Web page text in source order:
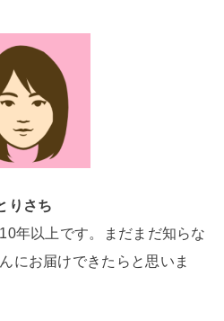
りさち
年以上です。まだまだ知らな
にお届けできたらと思いま